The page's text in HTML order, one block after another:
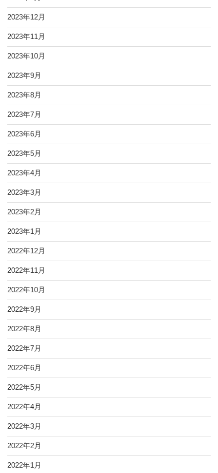
2023年12月
2023年11月
2023年10月
2023年9月
2023年8月
2023年7月
2023年6月
2023年5月
2023年4月
2023年3月
2023年2月
2023年1月
2022年12月
2022年11月
2022年10月
2022年9月
2022年8月
2022年7月
2022年6月
2022年5月
2022年4月
2022年3月
2022年2月
2022年1月